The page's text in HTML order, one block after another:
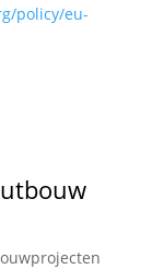
policy/eu-